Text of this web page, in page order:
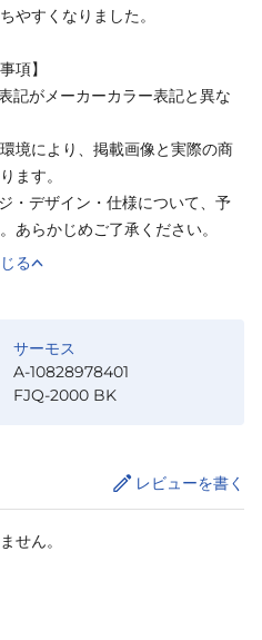
やすくなりました。
項】
記がメーカーカラー表記と異な
境により、掲載画像と実際の商
ます。
・デザイン・仕様について、予
あらかじめご了承ください。
る
サーモス
A-10828978401
FJQ-2000 BK
レビューを書く
せん。